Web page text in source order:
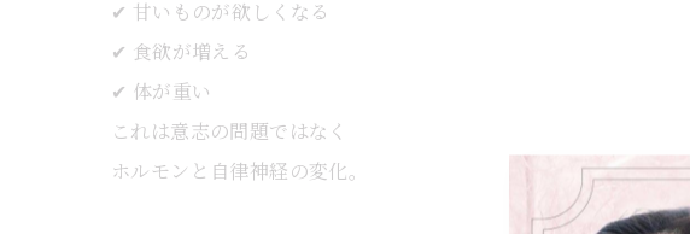
✔ 甘いものが欲しくなる
✔ 食欲が増える
✔ 体が重い
これは意志の問題ではなく
ホルモンと自律神経の変化。